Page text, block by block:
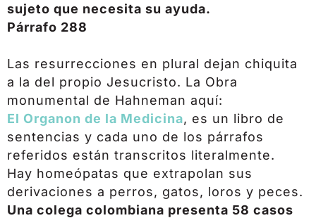
sujeto que necesita su ayuda.
Párrafo 288
Las resurrecciones en plural dejan chiquita
a la del propio Jesucristo. La Obra
monumental de Hahneman aquí:
El Organon de la Medicina, es un libro de
sentencias y cada uno de los párrafos
referidos están transcritos literalmente.
Hay homeópatas que extrapolan sus
derivaciones a perros, gatos, loros y peces.
Una colega colombiana presenta 58 casos